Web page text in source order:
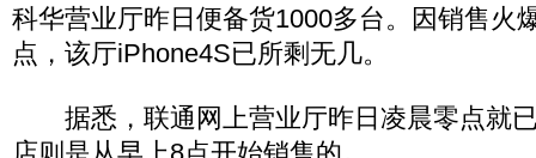
科华营业厅昨日便备货1000多台。因销售火
点，该厅iPhone4S已所剩无几。
据悉，联通网上营业厅昨日凌晨零点就